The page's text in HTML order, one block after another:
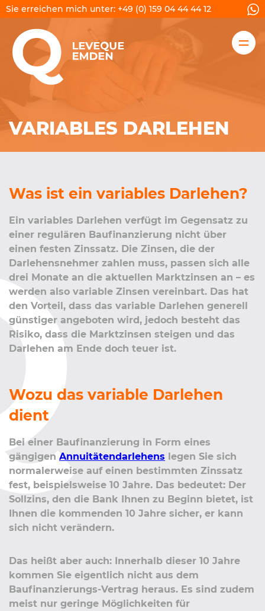
RATGEBER / TIPPS
KONTAKT
ANGEBOT
Sie erreichen mich unter: +49 (0) 159 04 44 44 12
VARIABLES DARLEHEN
Was ist ein variables Darlehen?
Ein variables Darlehen verfügt im Gegensatz zu
einer regulären Baufinanzierung nicht über
einen festen Zinssatz. Die Zinsen, die der
Darlehensnehmer zahlen muss, passen sich alle
drei Monate an die aktuellen Marktzinsen an – es
werden also variable Zinsen vereinbart. Das hat
den Vorteil, dass das variable Darlehen generell
günstiger angeboten wird, jedoch besteht das
Risiko, dass die Marktzinsen steigen und das
Darlehen am Ende doch teuer ist.
Wozu das variable Darlehen
dient
Bei einer Baufinanzierung in Form eines
gängigen Annuitätendarlehens legen Sie sich
normalerweise auf einen bestimmten Zinssatz
fest, beispielsweise 10 Jahre. Das bedeutet: Der
Sollzins, den die Bank Ihnen zu Beginn bietet, ist
Ihnen die kommenden 10 Jahre sicher, er kann
sich nicht verändern.
Das heißt aber auch: Innerhalb dieser 10 Jahre
kommen Sie eigentlich nicht aus dem
Baufinanzierungs-Vertrag heraus. Es sind zudem
meist nur geringe Möglichkeiten für